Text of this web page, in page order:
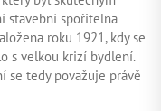
stavební spořitelna
roku 1921, kdy se
s velkou krizí bydlení.
se tedy považuje právě